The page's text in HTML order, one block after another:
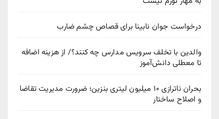
درخواست جوان نابینا برای قصاص چشم ضارب
والدین با تخلف سرویس مدارس چه کنند؟/ از هزینه اضافه
تا معطلی دانش‌آموز
بحران ناترازی ۱۰ میلیون لیتری بنزین؛ ضرورت مدیریت تقاضا
و اصلاح ساختار